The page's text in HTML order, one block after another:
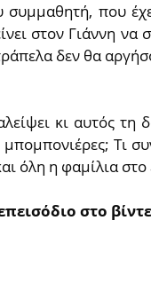
συμμαθητή, που
στον Γιάννη
δεν θα
κι αυτός
μπομπονιέρες; Τι
όλη η φαμίλια στο
στο